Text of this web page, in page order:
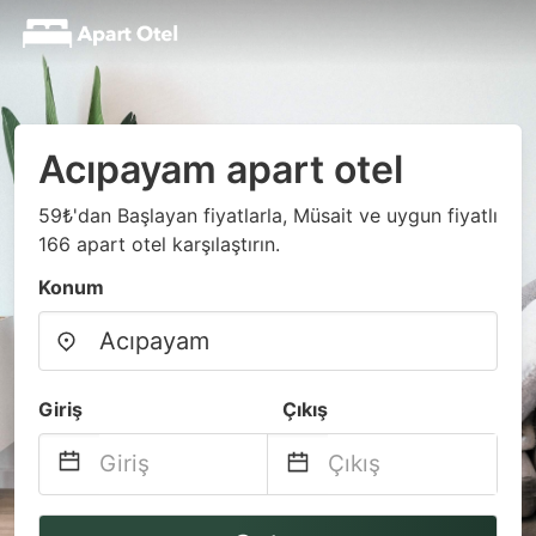
Acıpayam apart otel
59₺'dan Başlayan fiyatlarla, Müsait ve uygun fiyatlı
166 apart otel karşılaştırın.
Konum
Giriş Çıkış
Navigate
Navigate